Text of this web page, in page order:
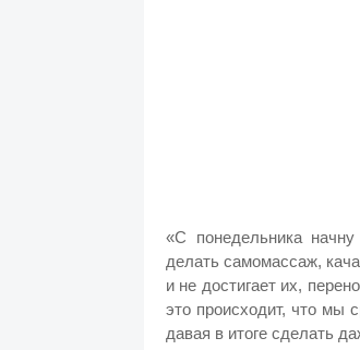
«С понедельника
делать самомассаж,
и не достигает их,
это происходит, что мы
давая в итоге сделать